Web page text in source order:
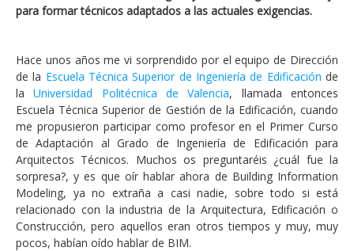
para formar técnicos adaptados a las actuales exigencias.
Hace unos años me vi sorprendido por el equipo de Dirección
de la Escuela Técnica Superior de Ingeniería de Edificación de
laUniversidad Politécnica de Valencia, llamada entonces
Escuela Técnica Superior de Gestión de la Edificación, cuando
me propusieron participar como profesor en el Primer Curso
de Adaptación al Grado de Ingeniería de Edificación para
Arquitectos Técnicos. Muchos os preguntaréis ¿cuál fue la
sorpresa?, y es que oír hablar ahora de Building Information
Modeling, ya no extraña a casi nadie, sobre todo si está
relacionado con la industria de la Arquitectura, Edificación o
Construcción, pero aquellos eran otros tiempos y muy, muy
pocos, habían oído hablar de BIM.